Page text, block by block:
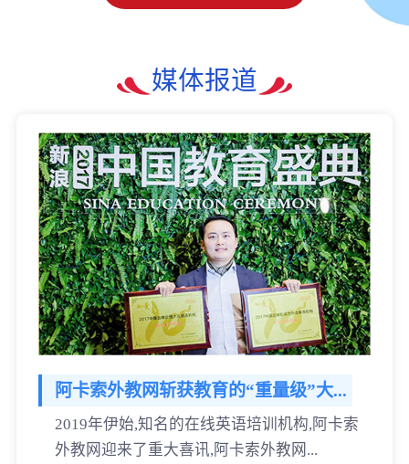
媒体报道
阿卡索外教网斩获教育的“重量级”大...
2019年伊始,知名的在线英语培训机构,阿卡索
外教网迎来了重大喜讯,阿卡索外教网...